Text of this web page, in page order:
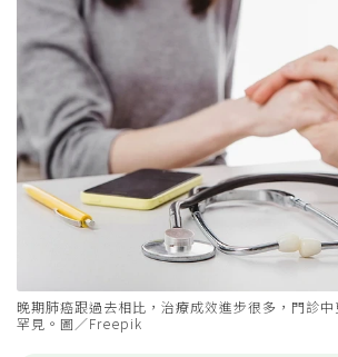
晚期肺癌跟過去相比，治療成效進步很多，門診
罕見。圖／Freepik